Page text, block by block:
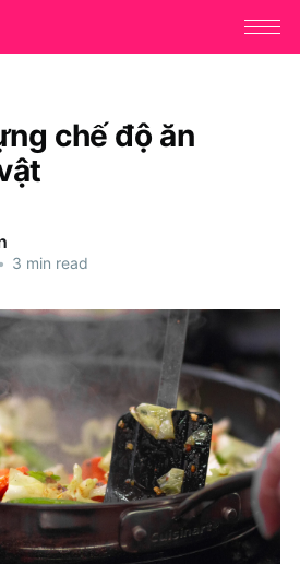
chế độ ăn
• 3 min read